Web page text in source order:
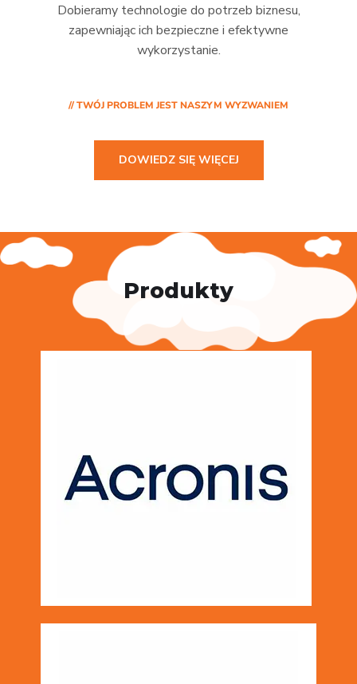
Dobieramy technologie do potrzeb biznesu,
zapewniając ich bezpieczne i efektywne
wykorzystanie.
// TWÓJ PROBLEM JEST NASZYM WYZWANIEM
DOWIEDZ SIĘ WIĘCEJ
Produkty